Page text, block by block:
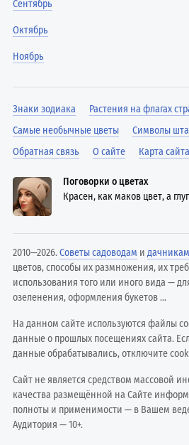
Сентябрь
Октябрь
Ноябрь
Знаки зодиака
Растения на флагах
Самые необычные цветы
Символы
Обратная связь
О сайте Карта сайта
Поговорки о цветах
Красен, как маков цвет, а
2010—2026.Советы садоводам и
цветов, способы их размножения, их
использования того или иного вида —
озеленения, оформления букетов ...
На данном сайте используются файлы
данные о прошлых посещениях сайта.
данные обрабатывались, отключите
Сайт не является средством массовой
качества размещённой на Сайте
полноты и применимости — в Вашем
Аудитория — 10+.